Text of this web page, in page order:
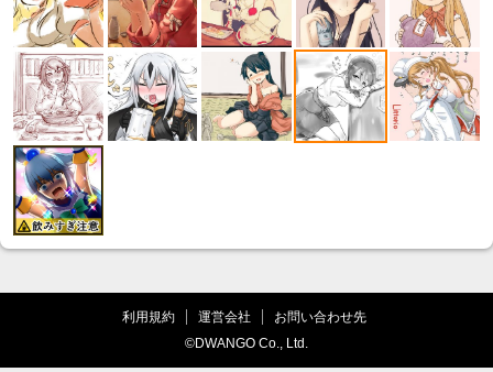
利用規約 運営会社
お問い合わせ先
©DWANGO Co., Ltd.